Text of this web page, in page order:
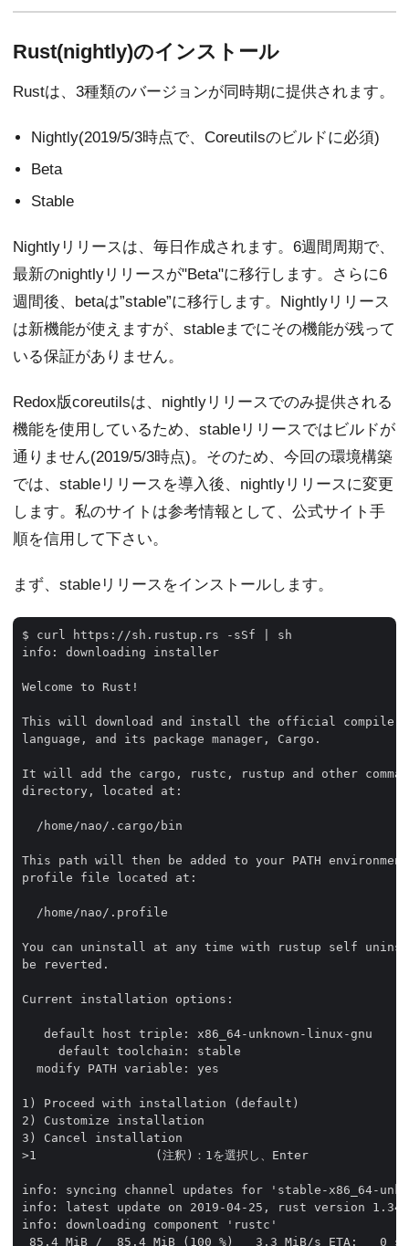
Rust(nightly)のインストール
Rustは、3種類のバージョンが同時期に提供されます。
Nightly(2019/5/3時点で、Coreutilsのビルドに必須)
Beta
Stable
Nightlyリリースは、毎日作成されます。6週間周期で、
最新のnightlyリリースが"Beta"に移行します。さらに6
週間後、betaは”stable”に移行します。Nightlyリリース
は新機能が使えますが、stableまでにその機能が残って
いる保証がありません。
Redox版coreutilsは、nightlyリリースでのみ提供される
機能を使用しているため、stableリリースではビルドが
通りません(2019/5/3時点)。そのため、今回の環境構築
では、stableリリースを導入後、nightlyリリースに変更
します。私のサイトは参考情報として、公式サイト手
順を信用して下さい。
まず、stableリリースをインストールします。
$ curl https://sh.rustup.rs -sSf | sh
info: downloading installer
Welcome to Rust!
This will download and install the official compiler
language, and its package manager, Cargo.
It will add the cargo, rustc, rustup and other
directory, located at:
  /home/nao/.cargo/bin
This path will then be added to your PATH
profile file located at:
  /home/nao/.profile
You can uninstall at any time with rustup self
be reverted.
Current installation options:
   default host triple: x86_64-unknown-linux-gnu
     default toolchain: stable
  modify PATH variable: yes
1) Proceed with installation (default)
2) Customize installation
3) Cancel installation
>1　　　　　　　　　　(注釈)：1を選択し、Enter
info: syncing channel updates for 'stable-x86_64-
info: latest update on 2019-04-25, rust version
info: downloading component 'rustc'
85.4 MiB /  85.4 MiB (100 %)   3.3 MiB/s ETA:   0 s